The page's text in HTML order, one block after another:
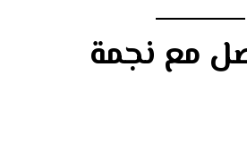
مع نجمة